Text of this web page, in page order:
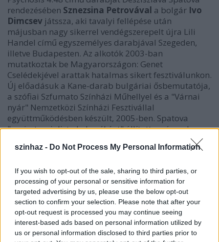
szinhaz - Do Not Process My Personal Information
If you wish to opt-out of the sale, sharing to third parties, or
processing of your personal or sensitive information for
targeted advertising by us, please use the below opt-out
section to confirm your selection. Please note that after your
opt-out request is processed you may continue seeing
interest-based ads based on personal information utilized by
us or personal information disclosed to third parties prior to
rendezésében Sznezsina Petrovával a bolgár Ivo
Dimcsev játssza, aki tavalyi fellépése után
májusban nagy sikerrel vendégszerepelt újra Lili
Handel című egyszemélyes darabjával Szegeden,
illetve Budapesten. Az alkotók 2003-ban
mutatkoztak be Magyarországon: Genet
Cselédekjével arattak hatalmas sikert fesztiválunkon.
Új előadásuk a Kane-darab bulgáriai ősbemutatója,
a szófiai Szfumato Színházi Műhellyel és a "Várnai
nyár" Nemzetközi Színházi Fesztivállal
együttműködésben készült, 2005-ben. Spatova
"egzisztencialista kabaréként" állította színpadra, s
Danyil
Harmsz